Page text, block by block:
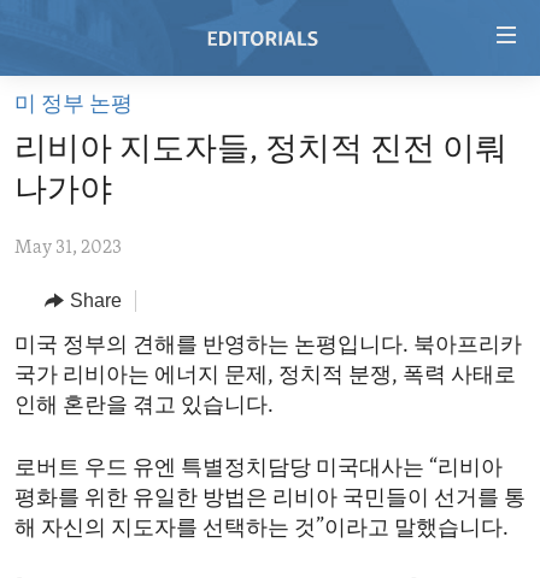
Skip
main
content
to
Navigation
Skip
to
Search
HOME
VIDEO
REGIONS
AFRICA
AMERICAS
ASIA
MIDDLE EAST
TOPICS
HUMAN RIGHTS
SECURITY AND DEFENSE
DEMOCRACY AND GOVERNANCE
ECONOMY AND TRADE
ARCHIVE
ABOUT US
미 정부 논평
리비아 지도자들, 정치적 진전 이뤄
나가야
May 31, 2023
Share
미국 정부의 견해를 반영하는 논평입니다. 북아프리카
국가 리비아는 에너지 문제, 정치적 분쟁, 폭력 사태로
인해 혼란을 겪고 있습니다.
로버트 우드 유엔 특별정치담당 미국대사는 “리비아
평화를 위한 유일한 방법은 리비아 국민들이 선거를 통
해 자신의 지도자를 선택하는 것”이라고 말했습니다.